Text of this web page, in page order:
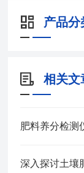
产品分
相关文
肥料养分检测
深入探讨土壤